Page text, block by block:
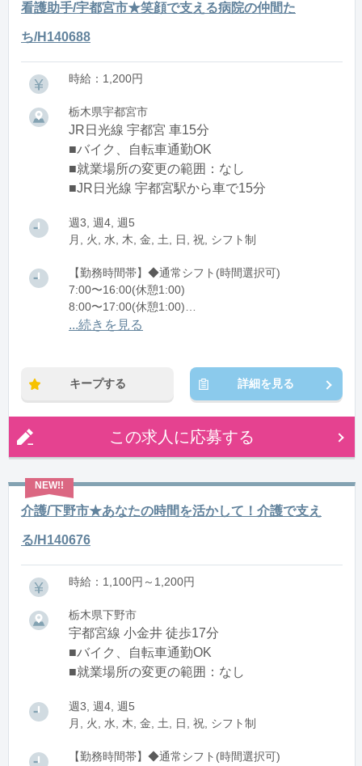
看護助手/宇都宮市★笑顔で支える病院の仲間た
ち/H140688
時給：1,200円
栃木県宇都宮市
JR日光線 宇都宮 車15分
■バイク、自転車通勤OK
■就業場所の変更の範囲：なし
■JR日光線 宇都宮駅から車で15分
週3, 週4, 週5
月, 火, 水, 木, 金, 土, 日, 祝, シフト制
【勤務時間帯】◆通常シフト(時間選択可)
7:00〜16:00(休憩1:00)
8:00〜17:00(休憩1:00)
12:00〜21:00(休憩1:00)
...続きを見る
キープする 詳細を見る
この求人に応募する
介護/下野市★あなたの時間を活かして！介護で支え
る/H140676
時給：1,100円～1,200円
栃木県下野市
宇都宮線 小金井 徒歩17分
■バイク、自転車通勤OK
■就業場所の変更の範囲：なし
週3, 週4, 週5
月, 火, 水, 木, 金, 土, 日, 祝, シフト制
【勤務時間帯】◆通常シフト(時間選択可)